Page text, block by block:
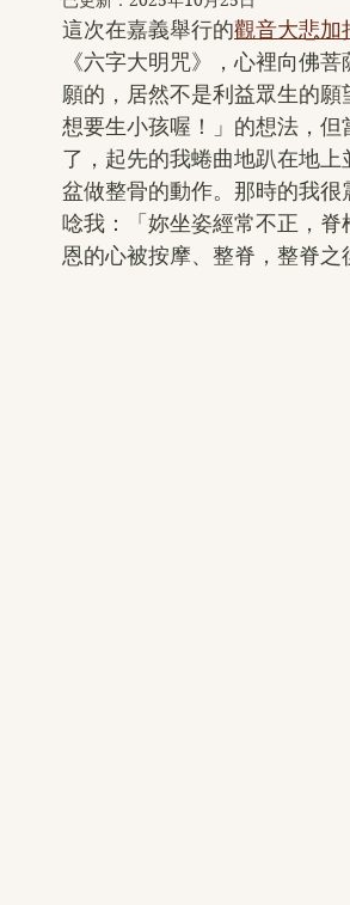
H.H.三世多杰羌佛的聖蹟佛格 H.H.第
H.H.第三世多杰羌佛西洋畫 拉珍聖德
伏藏那瑪大師 聖天湖佛教城 聖蹟
這次在嘉義舉行的觀音大悲加
《六字大明咒》，心裡向佛
願的，居然不是利益眾生的
想要生小孩喔！」的想法，
了，起先的我蜷曲地趴在地
盆做整骨的動作。那時的我
唸我：「妳坐姿經常不正，
恩的心被按摩、整脊，整脊之